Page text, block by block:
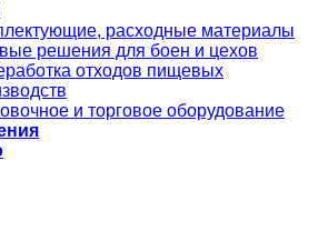
расходные материалы
решения для боен и цехов
отходов пищевых
и торговое оборудование